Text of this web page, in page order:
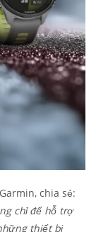
, chia sẻ:
chỉ để hỗ trợ
thiết bị